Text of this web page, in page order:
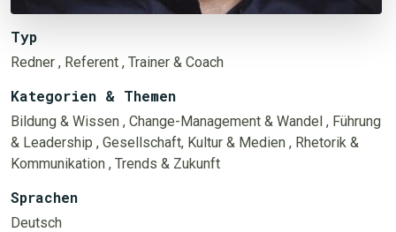
Typ
Redner , Referent , Trainer & Coach
Kategorien & Themen
Bildung & Wissen , Change-Management & Wandel , Führung
& Leadership , Gesellschaft, Kultur & Medien , Rhetorik &
Kommunikation , Trends & Zukunft
Sprachen
Deutsch